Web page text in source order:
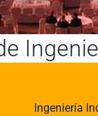
Ingeniería